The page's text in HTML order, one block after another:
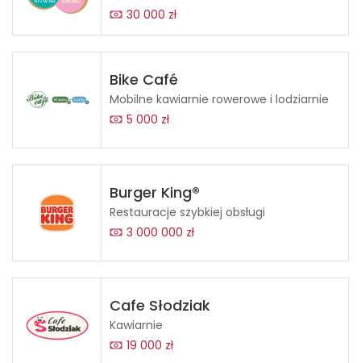
30 000 zł
Bike Café
Mobilne kawiarnie rowerowe i lodziarnie
5 000 zł
Burger King®
Restauracje szybkiej obsługi
3 000 000 zł
Cafe Słodziak
Kawiarnie
19 000 zł